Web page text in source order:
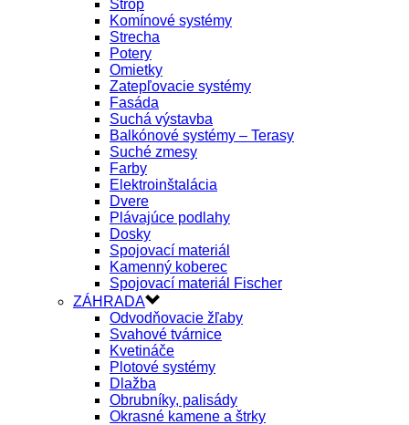
Strop
Komínové systémy
Strecha
Potery
Omietky
Zatepľovacie systémy
Fasáda
Suchá výstavba
Balkónové systémy – Terasy
Suché zmesy
Farby
Elektroinštalácia
Dvere
Plávajúce podlahy
Dosky
Spojovací materiál
Kamenný koberec
Spojovací materiál Fischer
ZÁHRADA
Odvodňovacie žľaby
Svahové tvárnice
Kvetináče
Plotové systémy
Dlažba
Obrubníky, palisády
Okrasné kamene a štrky